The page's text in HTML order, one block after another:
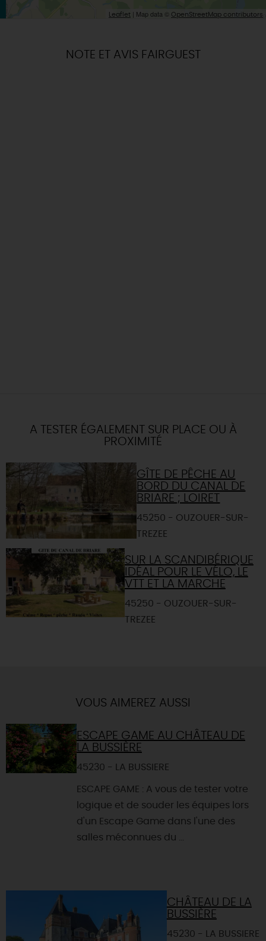
Leaflet | Map data © OpenStreetMap contributors
NOTE ET AVIS FAIRGUEST
A TESTER ÉGALEMENT SUR PLACE OU À
PROXIMITÉ
GÎTE DE PÊCHE AU
BORD DU CANAL DE
BRIARE ; LOIRET
45250 - OUZOUER-SUR-
TREZEE
SUR LA SCANDIBÉRIQUE
IDÉAL POUR LE VÉLO, LE
VTT ET LA MARCHE
45250 - OUZOUER-SUR-
TREZEE
VOUS AIMEREZ AUSSI
ESCAPE GAME AU CHÂTEAU DE
LA BUSSIÈRE
45230 - LA BUSSIERE
ESCAPE GAME : A vous de tester votre
logique et de souder les équipes lors
d'un Escape Game dans l'une des
salles méconnues du ...
CHÂTEAU DE LA
BUSSIÈRE
45230 - LA BUSSIERE